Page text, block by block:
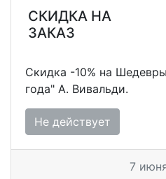
СКИДКА НА
ЗАКАЗ
Скидка -10% на
года" А. Вивальди.
Не действует
7